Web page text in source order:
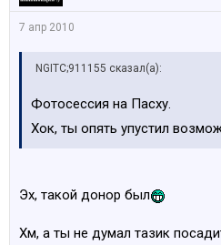
7 апр 2010
NGITC;911155 сказал(а):
Фотосессия на Пасху.
Хок, ты опять упустил
Эх, такой донор был
Хм, а ты не думал тазик